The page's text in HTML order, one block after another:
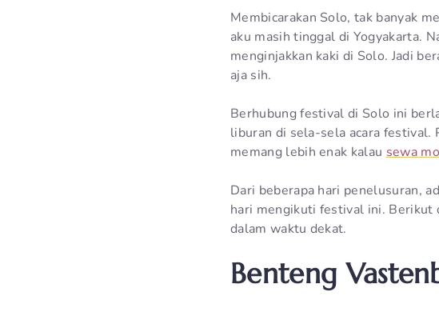
Membicarakan Solo, tak banyak
aku masih tinggal di Yogyakarta.
menginjakkan kaki di Solo. Jadi
aja sih.
Berhubung festival di Solo ini
liburan di sela-sela acara
memang lebih enak kalau sewa
Dari beberapa hari penelusuran,
hari mengikuti festival ini. Berikut
dalam waktu dekat.
Benteng